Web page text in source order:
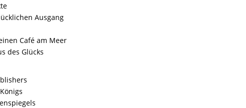
Ausgang
Café am Meer
des Glücks